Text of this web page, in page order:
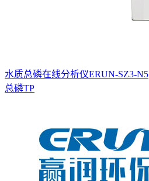
水质总磷在线分析仪ERUN-SZ3-N5
总磷TP